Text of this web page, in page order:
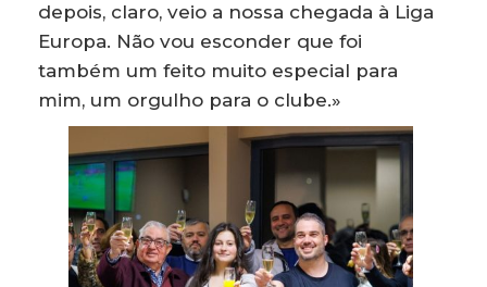
depois, claro, veio a nossa chegada à Liga
Europa. Não vou esconder que foi
também um feito muito especial para
mim, um orgulho para o clube.»